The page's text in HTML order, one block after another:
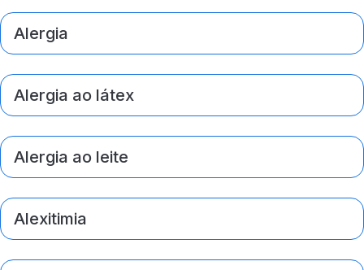
Alergia
Alergia ao látex
Alergia ao leite
Alexitimia